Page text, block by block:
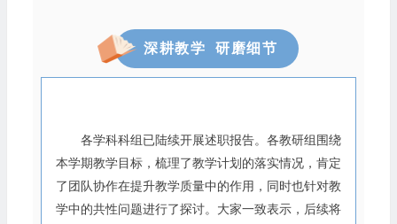
深耕教学 研磨细节
各学科科组已陆续开展述职报告。各教研组围绕
本学期教学目标，梳理了教学计划的落实情况，肯定
了团队协作在提升教学质量中的作用，同时也针对教
学中的共性问题进行了探讨。大家一致表示，后续将